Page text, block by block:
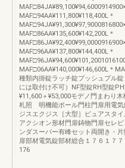
MAF□94AA¥111,800¥118,400L＊
MAF□86AA¥135,600¥142,200L＊
MAF□96AA¥137,800¥144,400L＊
MAF□06AA¥140,000¥146,600L＊
種類内掛錠ラッチ錠プッシュプル
には取付け不可）NF型錠RH型錠
¥11,600＋¥53,000モデノ門まわり
札照 明機能ポール門柱門扉用電気
ジスエクジス［大型］ピュアスタ
アクシオン形材門扉鋳物門扉セレ
ンダスーパー有峰セット両開き・
扉部材電気錠部材総合１７６１７
176